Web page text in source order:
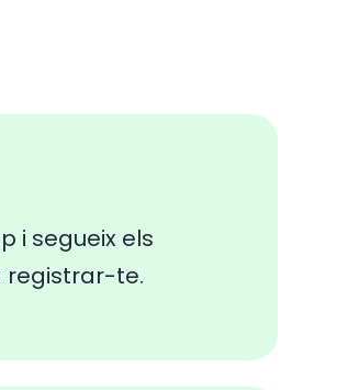
i segueix els
registrar-te.